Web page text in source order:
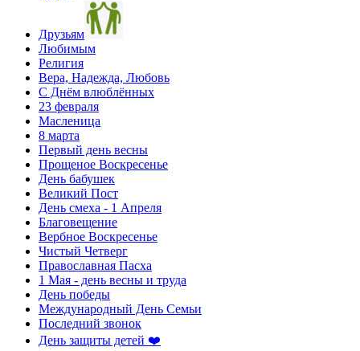
Друзьям
Любимым
Религия
Вера, Надежда, Любовь
С Днём влюблённых
23 февраля
Масленица
8 марта
Первый день весны
Прощеное Воскресенье
День бабушек
Великий Пост
День смеха - 1 Апреля
Благовещение
Вербное Воскресенье
Чистый Четверг
Православная Пасха
1 Мая - день весны и труда
День победы
Международный День Семьи
Последний звонок
День защиты детей ❤️